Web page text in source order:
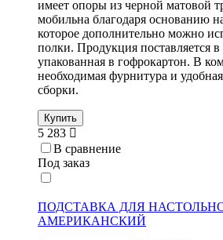
имеет опоры из черной матовой
мобильна благодаря основанию
которое дополнительно можно
полки. Продукция поставляется
упакованная в гофрокартон. В
необходимая фурнитура и
сборки.
Купить
5 283
В сравнение
Под заказ
ПОДСТАВКА ДЛЯ
АМЕРИКАНСКИЙ